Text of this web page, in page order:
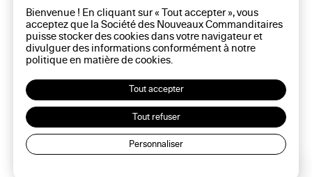
16 rue Rambuteau, 75003 Paris
Plan du site
Aide sur ce site
Gestion des cookies
Politique des cookies
Politique de confidentialité
Mentions légales
Bienvenue ! En cliquant sur « Tout accepter », vous
acceptez que la Société des Nouveaux Commanditaires
puisse stocker des cookies dans votre navigateur et
divulguer des informations conformément à notre
politique en matière decookies.
Tout accepter
Tout refuser
Personnaliser